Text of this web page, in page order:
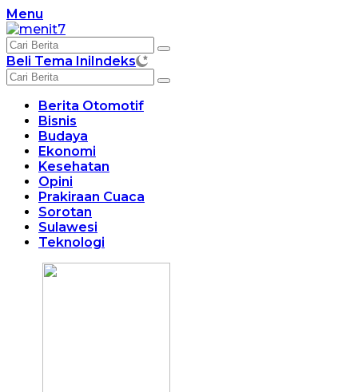
Langsung
ke
konten
Menu
Beli Tema IniIndeks
Berita Otomotif
Bisnis
Budaya
Ekonomi
Kesehatan
Opini
Prakiraan Cuaca
Sorotan
Sulawesi
Teknologi